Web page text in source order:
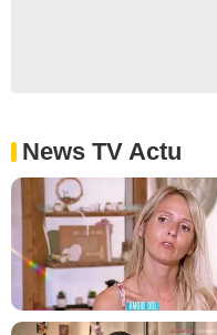
News TV Actu